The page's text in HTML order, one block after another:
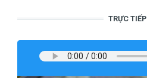
TRỰC TIẾP